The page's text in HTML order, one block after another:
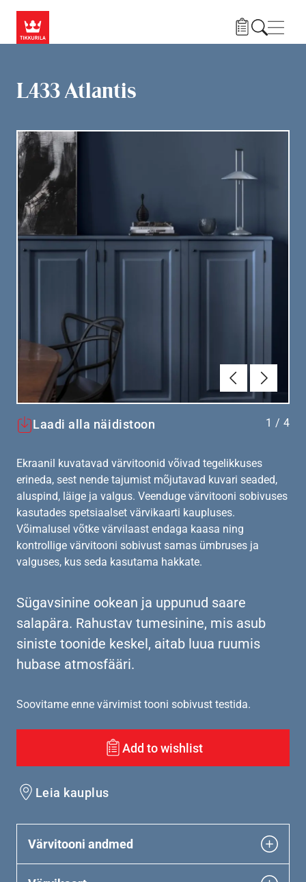
L433 Atlantis
Eelmine
Laadi alla näidistoon 1 / 4
Ekraanil kuvatavad värvitoonid võivad tegelikkuses
erineda, sest nende tajumist mõjutavad kuvari seaded,
aluspind, läige ja valgus. Veenduge värvitooni sobivuses
kasutades spetsiaalset värvikaarti kaupluses.
Võimalusel võtke värvilaast endaga kaasa ning
kontrollige värvitooni sobivust samas ümbruses ja
valguses, kus seda kasutama hakkate.
Sügavsinine ookean ja uppunud saare
salapära. Rahustav tumesinine, mis asub
siniste toonide keskel, aitab luua ruumis
hubase atmosfääri.
Soovitame enne värvimist tooni sobivust testida.
Add to wishlist
Leia kauplus
Värvitooni andmed